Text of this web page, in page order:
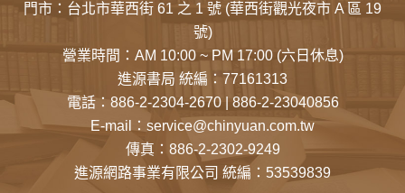
門市： 台北市華西街 61 之 1 號 (華西街觀光夜市 A 區 19
號)
營業時間：AM 10:00 ~ PM 17:00 (六日休息)
進源書局 統編：77161313
電話： 886-2-2304-2670|886-2-23040856
E-mail： service@chinyuan.com.tw
傳真：886-2-2302-9249
進源網路事業有限公司 統編：53539839